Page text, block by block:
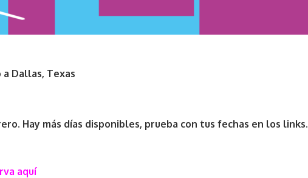
a Dallas, Texas
Hay más días disponibles, prueba con tus fechas en los links.
aquí